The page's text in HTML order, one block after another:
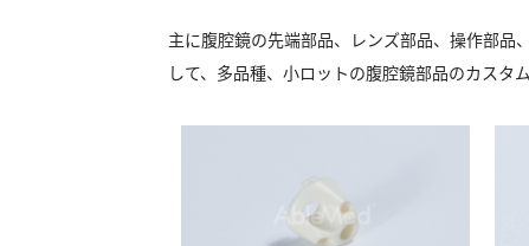
主に腹腔鏡の先端部品、レンズ部品、操作部品
して、多品種、小ロットの腹腔鏡部品のカスタ